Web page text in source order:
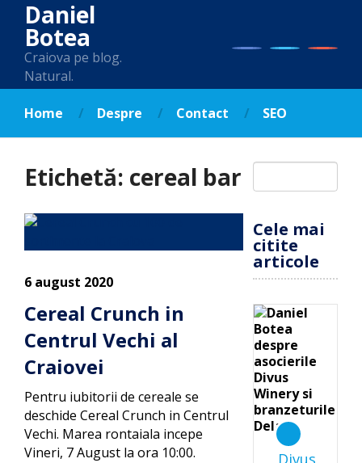
Daniel
Botea
Craiova pe blog.
Natural.
Home Despre Contact SEO
Etichetă: cereal bar
6 august 2020
Cereal Crunch in
Centrul Vechi al
Craiovei
Pentru iubitorii de cereale se
deschide Cereal Crunch in Centrul
Vechi. Marea rontaiala incepe
Vineri, 7 August la ora 10:00.
Cele mai
citite
articole
Divus